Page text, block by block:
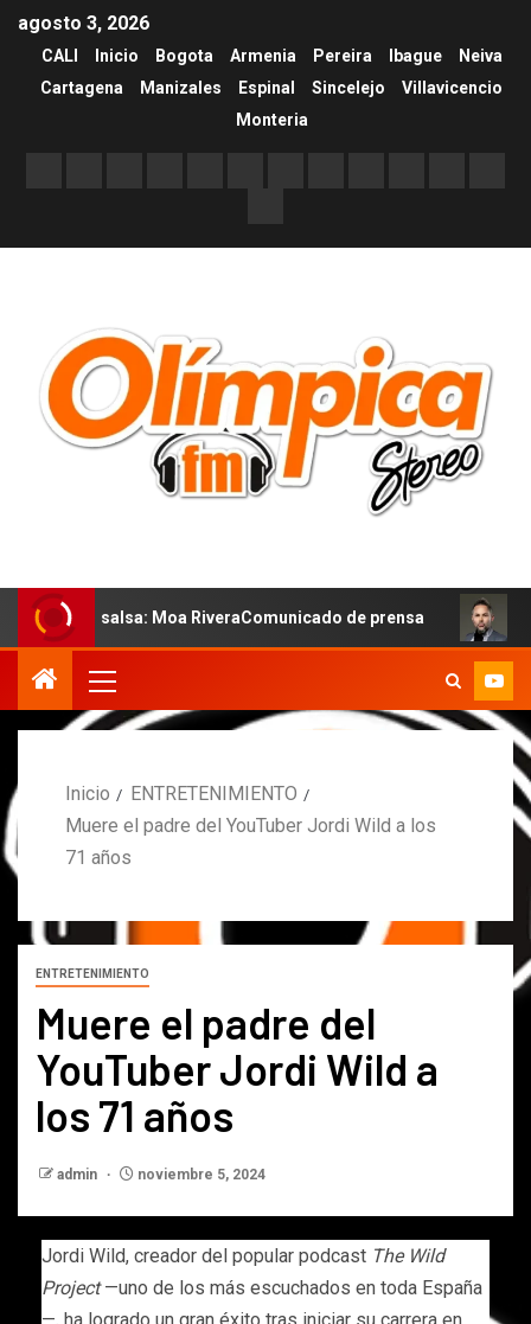
agosto 3, 2026
CALI Inicio Bogota Armenia Pereira Ibague
Neiva
Cartagena
Manizales Espinal Sincelejo
Villavicencio
Monteria
Moa RiveraComunicado de prensa MARCOS
Inicio
ENTRETENIMIENTO
Muere el padre del YouTuber Jordi Wild a los
71 años
ENTRETENIMIENTO
Muere el padre del
YouTuber Jordi Wild a
los 71 años
admin noviembre 5, 2024
Jordi Wild, creador del popular podcast The Wild
Project—uno de los más escuchados en toda España
—, ha logrado un gran éxito tras iniciar su carrera en